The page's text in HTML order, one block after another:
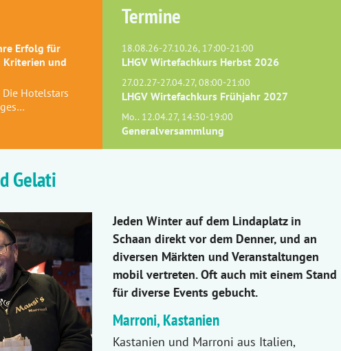
Erfolg für
Kriterien und
Hotelstars
Termine
18.08.26-27.10.26, 17:00-21:00
LHGV Wirtefachkurs Herbst 2026
27.02.27-27.04.27, 08:00-21:00
LHGV Wirtefachkurs Frühjahr 2027
Mo.. 12.04.27, 14:30-19:00
Generalversammlung
Gelati
Jeden Winter auf dem Lindaplatz in
Schaan direkt vor dem Denner, und an
diversen Märkten und Veranstaltungen
mobil vertreten. Oft auch mit einem Stand
für diverse Events gebucht.
Marroni, Kastanien
Kastanien und Marroni aus Italien,